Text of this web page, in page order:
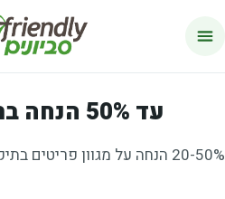
עד 50% הנחה בתיק התיקים
20-50% הנחה על מגוון פריטים בתיק התיקים.